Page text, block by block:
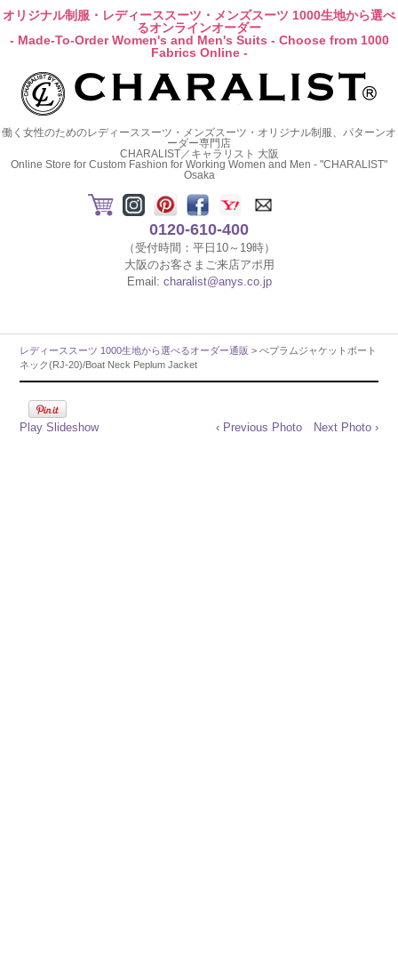
オリジナル制服・レディーススーツ・メンズスーツ 1000生地から選べ
るオンラインオーダー
- Made-To-Order Women's and Men's Suits - Choose from 1000
Fabrics Online -
働く女性のためのレディーススーツ・メンズスーツ・オリジナル制服、パターンオ
ーダー専門店
CHARALIST／キャラリスト 大阪
Online Store for Custom Fashion for Working Women and Men - "CHARALIST"
Osaka
0120-610-400
（受付時間：平日10～19時）
大阪のお客さまご来店アポ用
Email: charalist@anys.co.jp
レディーススーツ 1000生地から選べるオーダー通販 > ぺプラムジャケットボート
ネック(RJ-20)/Boat Neck Peplum Jacket
Play Slideshow ‹ Previous Photo Next Photo ›